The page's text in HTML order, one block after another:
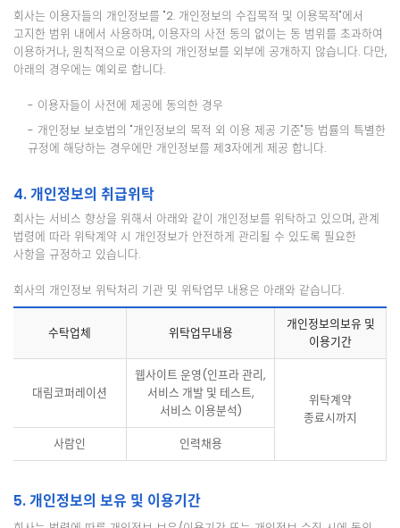
회사는 이용자들의 개인정보를 "2. 개인정보의 수집목적 및 이용목적"에서
고지한 범위 내에서 사용하며, 이용자의 사전 동의 없이는 동 범위를 초과하여
이용하거나, 원칙적으로 이용자의 개인정보를 외부에 공개하지 않습니다. 다만,
아래의 경우에는 예외로 합니다.
- 이용자들이 사전에 제공에 동의한 경우
- 개인정보 보호법의 "개인정보의 목적 외 이용 제공 기준"등 법률의 특별한
규정에 해당하는 경우에만 개인정보를 제3자에게 제공 합니다.
4. 개인정보의 취급위탁
회사는 서비스 향상을 위해서 아래와 같이 개인정보를 위탁하고 있으며, 관계
법령에 따라 위탁계약 시 개인정보가 안전하게 관리될 수 있도록 필요한
사항을 규정하고 있습니다.
회사의 개인정보 위탁처리 기관 및 위탁업무 내용은 아래와 같습니다.
수탁업체 위탁업무내용
개인정보의보유 및
이용기간
대림코퍼레이션
웹사이트 운영(인프라 관리,
서비스 개발 및 테스트,
서비스 이용분석)
위탁계약
종료시까지
사람인
인력채용
5. 개인정보의 보유 및 이용기간